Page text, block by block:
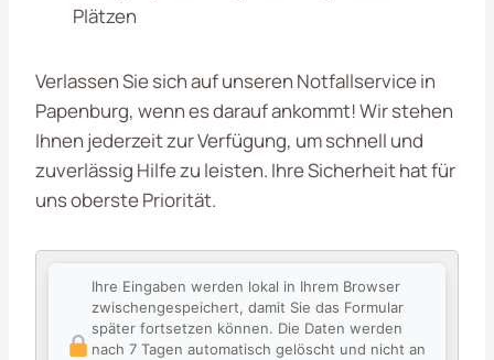
Plätzen
Verlassen Sie sich auf unseren Notfallservice in
Papenburg, wenn es darauf ankommt! Wir stehen
Ihnen jederzeit zur Verfügung, um schnell und
zuverlässig Hilfe zu leisten. Ihre Sicherheit hat für
uns oberste Priorität.
Ihre Eingaben werden lokal in Ihrem Browser
zwischengespeichert, damit Sie das Formular
später fortsetzen können. Die Daten werden
nach 7 Tagen automatisch gelöscht und nicht an